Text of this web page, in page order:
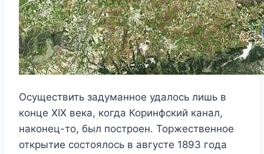
Осуществить задуманное удалось лишь в
конце XIX века, когда Коринфский канал,
наконец-то, был построен. Торжественное
открытие состоялось в августе 1893 года